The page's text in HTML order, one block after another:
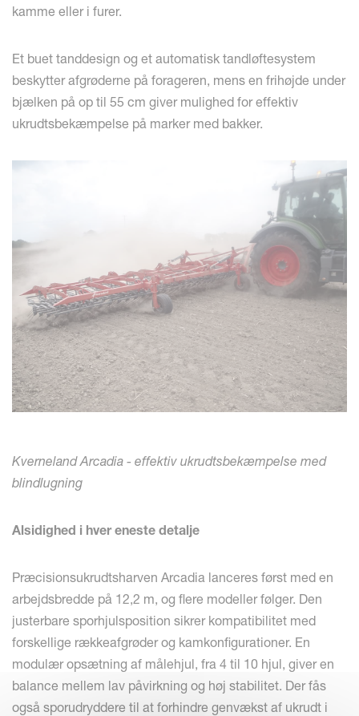
kamme eller i furer.
Et buet tanddesign og et automatisk tandløftesystem
beskytter afgrøderne på forageren, mens en frihøjde under
bjælken på op til 55 cm giver mulighed for effektiv
ukrudtsbekæmpelse på marker med bakker.
Kverneland Arcadia - effektiv ukrudtsbekæmpelse med
blindlugning
Alsidighed i hver eneste detalje
Præcisionsukrudtsharven Arcadia lanceres først med en
arbejdsbredde på 12,2 m, og flere modeller følger. Den
justerbare sporhjulsposition sikrer kompatibilitet med
forskellige rækkeafgrøder og kamkonfigurationer. En
modulær opsætning af målehjul, fra 4 til 10 hjul, giver en
balance mellem lav påvirkning og høj stabilitet. Der fås
også sporudryddere til at forhindre genvækst af ukrudt i